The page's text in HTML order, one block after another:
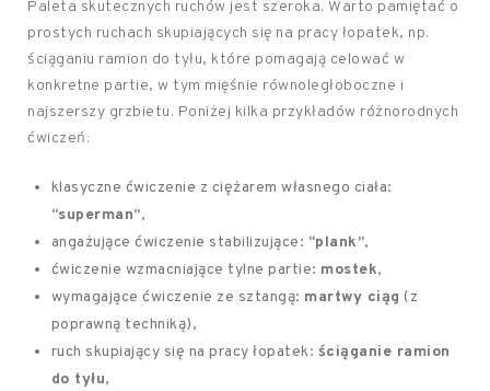
Paleta skutecznych ruchów jest szeroka. Warto pamiętać o
prostych ruchach skupiających się na pracy łopatek, np.
ściąganiu ramion do tyłu, które pomagają celować w
konkretne partie, w tym mięśnie równoległoboczne i
najszerszy grzbietu. Poniżej kilka przykładów różnorodnych
ćwiczeń:
klasyczne ćwiczenie z ciężarem własnego ciała:
“superman”,
angażujące ćwiczenie stabilizujące: “plank”,
ćwiczenie wzmacniające tylne partie: mostek,
wymagające ćwiczenie ze sztangą: martwy ciąg (z
poprawną techniką),
ruch skupiający się na pracy łopatek: ściąganie ramion
do tyłu,